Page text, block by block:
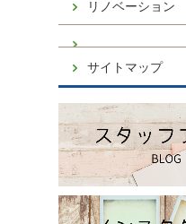
リノベーション
サイトマップ